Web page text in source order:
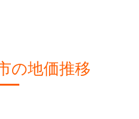
の地価推移